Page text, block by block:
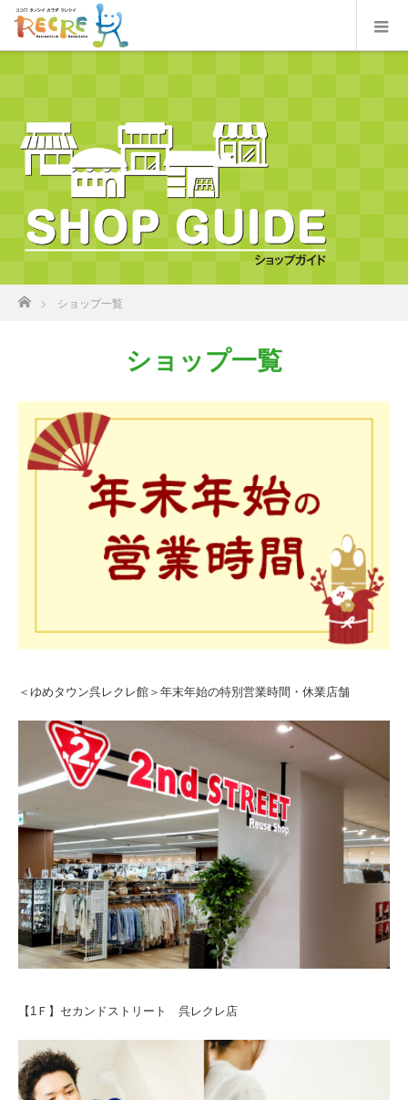
ショップ一覧
ショップ一覧
＜ゆめタウン呉レクレ館＞年末年始の特別営業時間・休業店舗
【1Ｆ】セカンドストリート 呉レクレ店